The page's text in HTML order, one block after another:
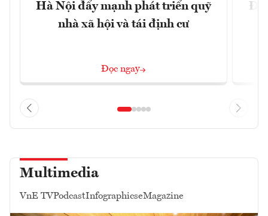
Hà Nội đẩy mạnh phát triển quỹ
nhà xã hội và tái định cư
Đọc ngay
Đà
Multimedia
VnE TVPodcastInfographicseMagazine